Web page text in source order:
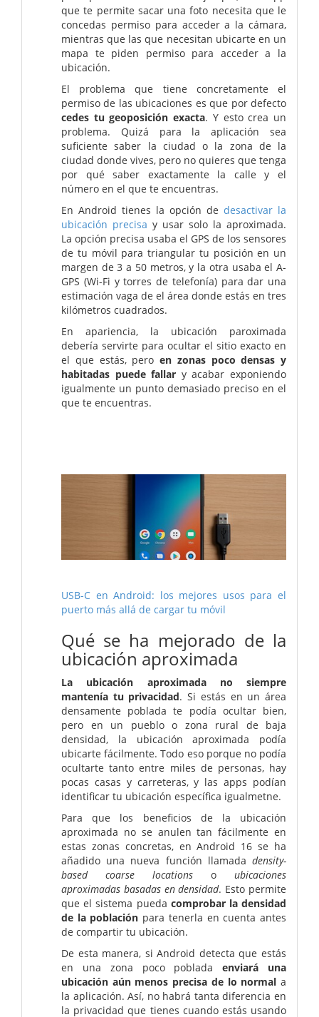
que te permite sacar una foto necesita que le
concedas permiso para acceder a la cámara,
mientras que las que necesitan ubicarte en un
mapa te piden permiso para acceder a la
ubicación.
El problema que tiene concretamente el
permiso de las ubicaciones es que por defecto
cedes tu geoposición exacta. Y esto crea un
problema. Quizá para la aplicación sea
suficiente saber la ciudad o la zona de la
ciudad donde vives, pero no quieres que tenga
por qué saber exactamente la calle y el
número en el que te encuentras.
En Android tienes la opción de desactivar la
ubicación precisa y usar solo la aproximada.
La opción precisa usaba el GPS de los sensores
de tu móvil para triangular tu posición en un
margen de 3 a 50 metros, y la otra usaba el A-
GPS (Wi-Fi y torres de telefonía) para dar una
estimación vaga de el área donde estás en tres
kilómetros cuadrados.
En apariencia, la ubicación paroximada
debería servirte para ocultar el sitio exacto en
el que estás, pero en zonas poco densas y
habitadas puede fallar y acabar exponiendo
igualmente un punto demasiado preciso en el
que te encuentras.
USB-C en Android: los mejores usos para el
puerto más allá de cargar tu móvil
Qué se ha mejorado de la
ubicación aproximada
La ubicación aproximada no siempre
mantenía tu privacidad. Si estás en un área
densamente poblada te podía ocultar bien,
pero en un pueblo o zona rural de baja
densidad, la ubicación aproximada podía
ubicarte fácilmente. Todo eso porque no podía
ocultarte tanto entre miles de personas, hay
pocas casas y carreteras, y las apps podían
identificar tu ubicación específica igualmetne.
Para que los beneficios de la ubicación
aproximada no se anulen tan fácilmente en
estas zonas concretas, en Android 16 se ha
añadido una nueva función llamada density-
based coarse locations o ubicaciones
aproximadas basadas en densidad. Esto permite
que el sistema pueda comprobar la densidad
de la población para tenerla en cuenta antes
de compartir tu ubicación.
De esta manera, si Android detecta que estás
en una zona poco pobladaenviará una
ubicación aún menos precisa de lo normal a
la aplicación. Así, no habrá tanta diferencia en
la privacidad que tienes cuando estás usando